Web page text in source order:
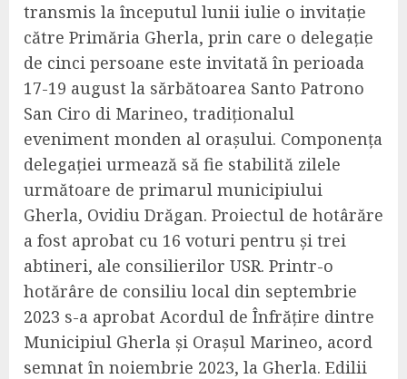
transmis la începutul lunii iulie o invitație
către Primăria Gherla, prin care o delegație
de cinci persoane este invitată în perioada
17-19 august la sărbătoarea Santo Patrono
San Ciro di Marineo, tradiționalul
eveniment monden al orașului. Componența
delegației urmează să fie stabilită zilele
următoare de primarul municipiului
Gherla, Ovidiu Drăgan. Proiectul de hotârăre
a fost aprobat cu 16 voturi pentru și trei
abtineri, ale consilierilor USR. Printr-o
hotărâre de consiliu local din septembrie
2023 s-a aprobat Acordul de Înfrățire dintre
Municipiul Gherla și Orașul Marineo, acord
semnat în noiembrie 2023, la Gherla. Edilii